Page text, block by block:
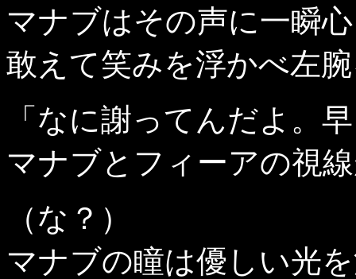
マナブはその声に一瞬
敢えて笑みを浮かべ左
「なに謝ってんだよ。
マナブとフィーアの視
（な？）
マナブの瞳は優しい光